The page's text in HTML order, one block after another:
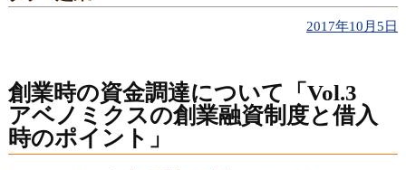
2017年10月5日
創業時の資金調達について「Vol.3
アベノミクスの創業融資制度と借入
時のポイント」